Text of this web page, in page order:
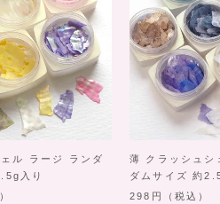
ル ラージ ランダ
入り
薄 クラッシュ
ダムサイズ 約
298
（税込）